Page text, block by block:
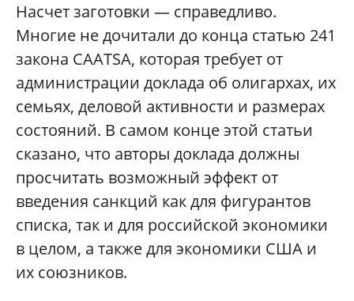
Насчет заготовки — справедливо.
Многие не дочитали до конца статью 241
закона CAATSA, которая требует от
администрации доклада об олигархах, их
семьях, деловой активности и размерах
состояний. В самом конце этой статьи
сказано, что авторы доклада должны
просчитать возможный эффект от
введения санкций как для фигурантов
списка, так и для российской экономики
в целом, а также для экономики США и
их союзников.